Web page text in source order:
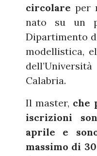
circolare per
nato su un
Dipartimento
modellistica,
Calabria.
Il master, che
iscrizioni
aprile e
massimo di